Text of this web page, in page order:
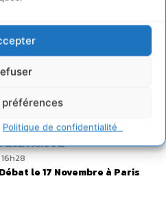
préférences
Politique de confidentialité
le 17 Novembre à Paris